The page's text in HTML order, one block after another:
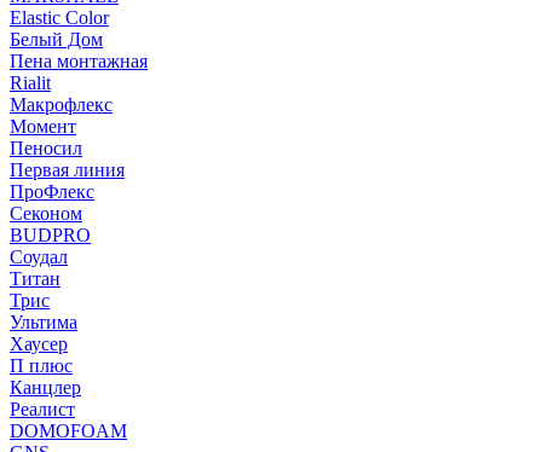
Elastic Color
Белый Дом
Пена монтажная
Rialit
Макрофлекс
Момент
Пеносил
Первая линия
ПроФлекс
Секоном
BUDPRO
Соудал
Титан
Трис
Ультима
Хаусер
П плюс
Канцлер
Реалист
DOMOFOAM